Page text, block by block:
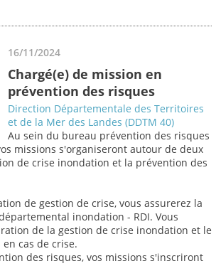
16/11/2024
Chargé(e) de mission en
prévention des risques
Direction Départementale des Territoires
et de la Mer des Landes (DDTM 40)
Au sein du bureau prévention des risques
missions s'organiseront autour de deux
de crise inondation et la prévention des
de gestion de crise, vous assurerez la
inondation - RDI. Vous
de la gestion de crise inondation et le
cas de crise.
des risques, vos missions s'inscriront